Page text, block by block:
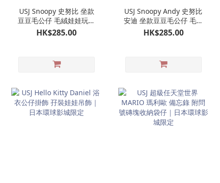
USJ Snoopy 史努比 坐款
豆豆毛公仔 毛絨娃娃玩偶
｜日本環球影城限定
HK$285.00
USJ Snoopy Andy 史努比
安迪 坐款豆豆毛公仔 毛絨
娃娃玩偶｜日本環球影城
HK$285.00